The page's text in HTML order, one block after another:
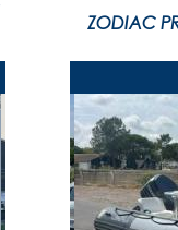
ZODIAC